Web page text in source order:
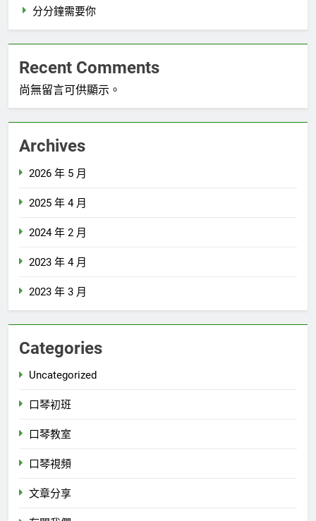
分分鐘需要你
Recent Comments
尚無留言可供顯示。
Archives
2026 年 5 月
2025 年 4 月
2024 年 2 月
2023 年 4 月
2023 年 3 月
Categories
Uncategorized
口琴初班
口琴教室
口琴視頻
文章分享